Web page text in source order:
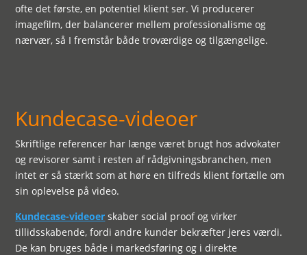
ofte det første, en potentiel klient ser. Vi producerer
imagefilm, der balancerer mellem professionalisme og
nærvær, så I fremstår både troværdige og tilgængelige.
Kundecase-videoer
Skriftlige referencer har længe været brugt hos advokater
og revisorer samt i resten af rådgivningsbranchen, men
intet er så stærkt som at høre en tilfreds klient fortælle om
sin oplevelse på video.
Kundecase-videoer skaber social proof og virker
tillidsskabende, fordi andre kunder bekræfter jeres værdi.
De kan bruges både i markedsføring og i direkte